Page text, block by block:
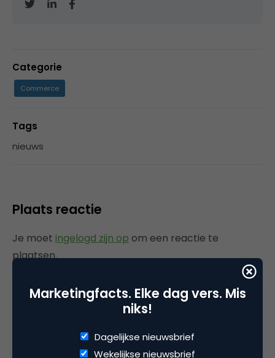
Categorie
Commerce
Tags
nieuws
Plaats reactie
Je moet ingelogd zijn op om een reactie te
plaatsen.
Rebel with or without a cause?
Marketingfacts. Elke dag vers. Mis
niks!
Dagelijkse nieuwsbrief
Wekelijkse nieuwsbrief